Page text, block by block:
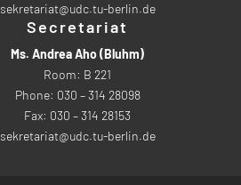
sekretariat@udc.tu-berlin.de
Secretariat
Ms. Andrea Aho (Bluhm)
Room: B 221
Phone: 030 – 314 28098
Fax: 030 – 314 28153
sekretariat@udc.tu-berlin.de